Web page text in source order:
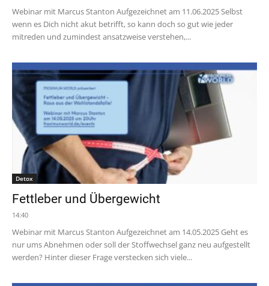
Webinar mit Marcus Stanton Aufgezeichnet am 11.06.2025 Selbst
wenn es Dich nicht akut betrifft, so kann doch so gut wie jeder
mitreden und zumindest ansatzweise verstehen,...
Detox
Fettleber und Übergewicht
14:40
Webinar mit Marcus Stanton Aufgezeichnet am 14.05.2025 Geht es
nur ums Abnehmen oder soll der Stoffwechsel ganz neu aufgestellt
werden? Hinter dieser Frage verstecken sich viele...